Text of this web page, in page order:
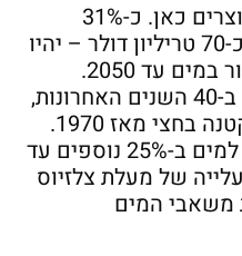
והאיומים הגלובליים לא עוצרים כאן. כ-31%
מהתמ"ג העולמי – כלומר כ-70 טריליון דולר – יהיו
חשופים לסיכון בשל מחסור במים עד 2050.
הביקוש למים עלה ב-40% ב-40 השנים האחרונות,
בה בעת שאספקת המים קטנה בחצי מאז 1970.
הצפי הוא לעלייה בביקוש למים ב-25% נוספים עד
עלייה של מעלת צלזיוס
בכ-20% את משאבי המים